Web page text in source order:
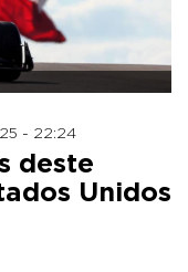
- 22:24
deste
Unidos